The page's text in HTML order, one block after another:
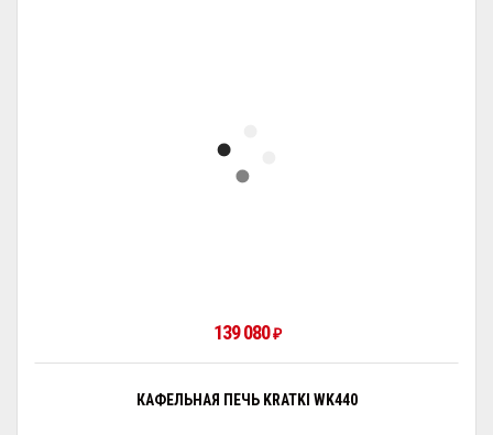
139 080₽
КАФЕЛЬНАЯ ПЕЧЬ KRATKI WK440